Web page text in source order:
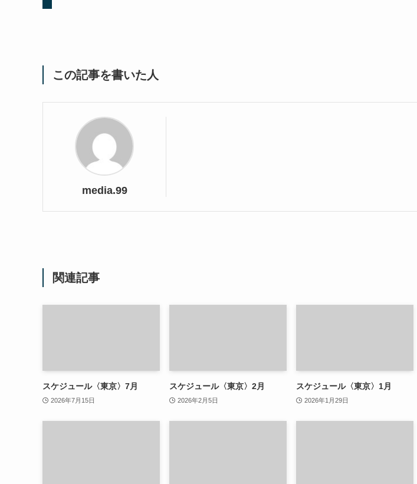
この記事を書いた人
media.99
関連記事
スケジュール〈東京〉7月
2026年7月15日
スケジュール〈東京〉2月
2026年2月5日
スケジュール〈東京〉1月
2026年1月29日